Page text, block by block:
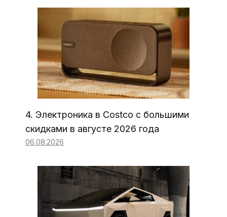
4. Электроника в Costco с большими
скидками в августе 2026 года
06.08.2026